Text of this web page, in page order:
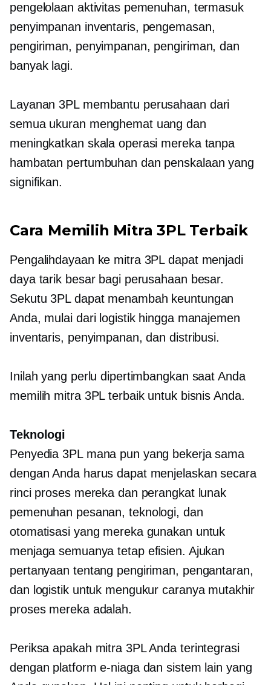
pengelolaan aktivitas pemenuhan, termasuk
penyimpanan inventaris, pengemasan,
pengiriman, penyimpanan, pengiriman, dan
banyak lagi.
Layanan 3PL membantu perusahaan dari
semua ukuran menghemat uang dan
meningkatkan skala operasi mereka tanpa
hambatan pertumbuhan dan penskalaan yang
signifikan.
Cara Memilih Mitra 3PL Terbaik
Pengalihdayaan ke mitra 3PL dapat menjadi
daya tarik besar bagi perusahaan besar.
Sekutu 3PL dapat menambah keuntungan
Anda, mulai dari logistik hingga manajemen
inventaris, penyimpanan, dan distribusi.
Inilah yang perlu dipertimbangkan saat Anda
memilih mitra 3PL terbaik untuk bisnis Anda.
Teknologi
Penyedia 3PL mana pun yang bekerja sama
dengan Anda harus dapat menjelaskan secara
rinci proses mereka dan perangkat lunak
pemenuhan pesanan, teknologi, dan
otomatisasi yang mereka gunakan untuk
menjaga semuanya tetap efisien. Ajukan
pertanyaan tentang pengiriman, pengantaran,
dan logistik untuk mengukur caranya mutakhir
proses mereka adalah.
Periksa apakah mitra 3PL Anda terintegrasi
dengan platform e-niaga dan sistem lain yang